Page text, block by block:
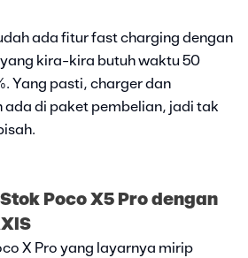
ada fitur fast charging dengan
kira-kira butuh waktu 50
Yang pasti, charger dan
ada di paket pembelian, jadi tak
Poco X5 Pro dengan
X Pro yang layarnya mirip